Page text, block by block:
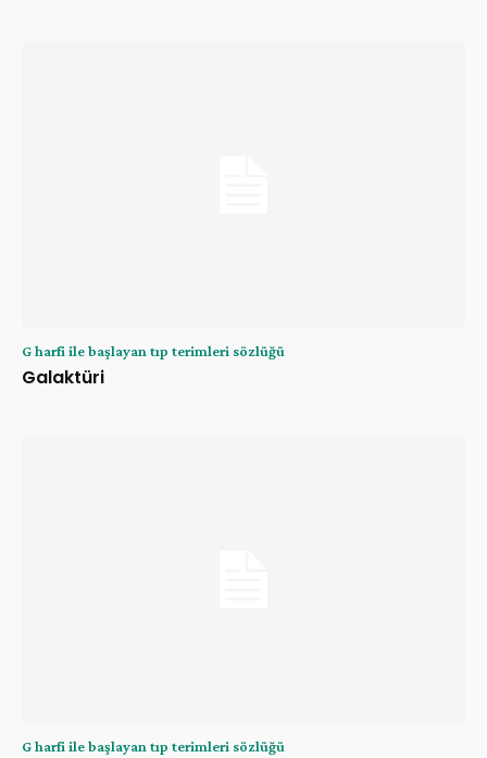
G harfi ile başlayan tıp terimleri sözlüğü
Galaktüri
G harfi ile başlayan tıp terimleri sözlüğü